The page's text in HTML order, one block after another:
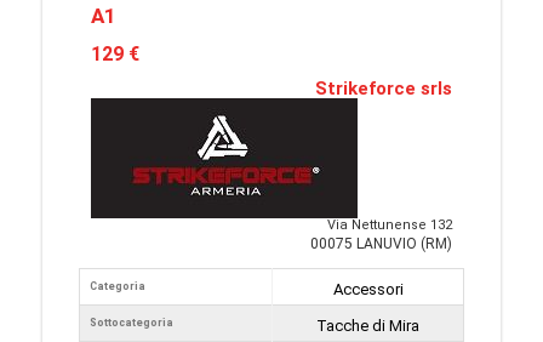
A1
129 €
Strikeforce srls
Via Nettunense 132
00075 LANUVIO (RM)
Categoria
Sottocategoria
Accessori
Tacche di Mira